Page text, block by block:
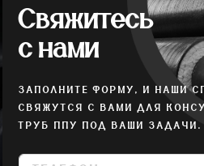
Свяжитесь
с нами
ЗАПОЛНИТЕ ФОРМУ, И НАШИ
СВЯЖУТСЯ С ВАМИ ДЛЯ
ТРУБ ППУ ПОД ВАШИ ЗАДАЧИ.